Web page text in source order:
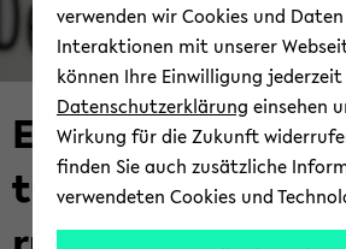
SOZ-​
Erste Hilfe
tung und
verwenden wir Cookies und
Interaktionen mit unserer
können Ihre Einwilligung
Datenschutzerklärung einsehen
Wirkung für die Zukunft
finden Sie auch zusätzliche
verwendeten Cookies und